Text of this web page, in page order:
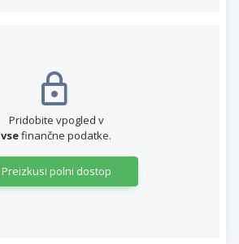
Pridobite vpogled v
vsefinančne podatke.
Preizkusi polni dostop